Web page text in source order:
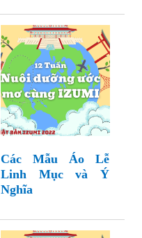
Các Mẫu Áo Lễ
Linh Mục và Ý
Nghĩa